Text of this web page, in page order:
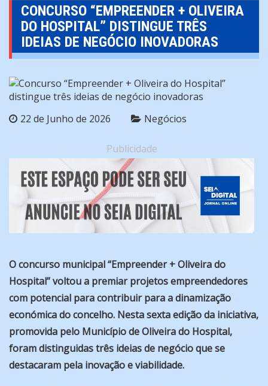
CONCURSO “EMPREENDER + OLIVEIRA
DO HOSPITAL” DISTINGUE TRÊS
IDEIAS DE NEGÓCIO INOVADORAS
22 de Junho de 2026 Negócios
Publicidade
O concurso municipal “Empreender + Oliveira do
Hospital” voltou a premiar projetos empreendedores
com potencial para contribuir para a dinamização
económica do concelho. Nesta sexta edição da iniciativa,
promovida pelo Município de Oliveira do Hospital,
foram distinguidas três ideias de negócio que se
destacaram pela inovação e viabilidade.